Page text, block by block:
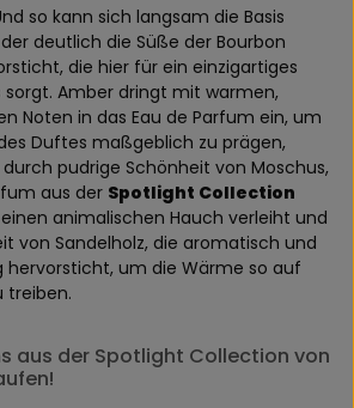
so kann sich langsam die Basis
deutlich die Süße der Bourbon
die hier für ein einzigartiges
sorgt. Amber dringt mit warmen,
Noten in das Eau de Parfum ein, um
Duftes maßgeblich zu prägen,
pudrige Schönheit von Moschus,
aus der Spotlight Collection
animalischen Hauch verleiht und
von Sandelholz, die aromatisch und
hervorsticht, um die Wärme so auf
treiben.
aus der Spotlight Collection von